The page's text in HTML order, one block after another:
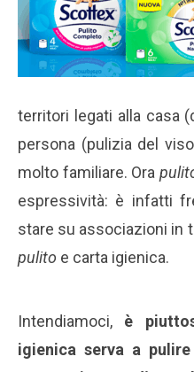
territori legati alla casa
persona (pulizia del
molto familiare. Ora
espressività: è infatti
stare su associazioni in
pulito e carta igienica.
Intendiamoci, è
igienica serva a